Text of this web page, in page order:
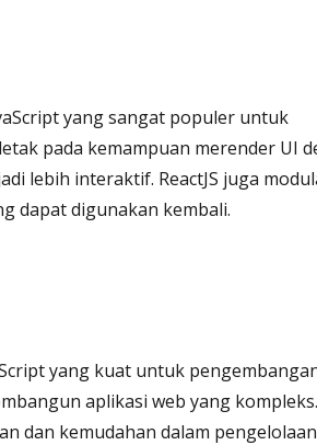
yang sangat populer untuk
pada kemampuan merender UI
lebih interaktif. ReactJS juga
dapat digunakan kembali.
yang kuat untuk
aplikasi web yang kompleks.
dan kemudahan dalam